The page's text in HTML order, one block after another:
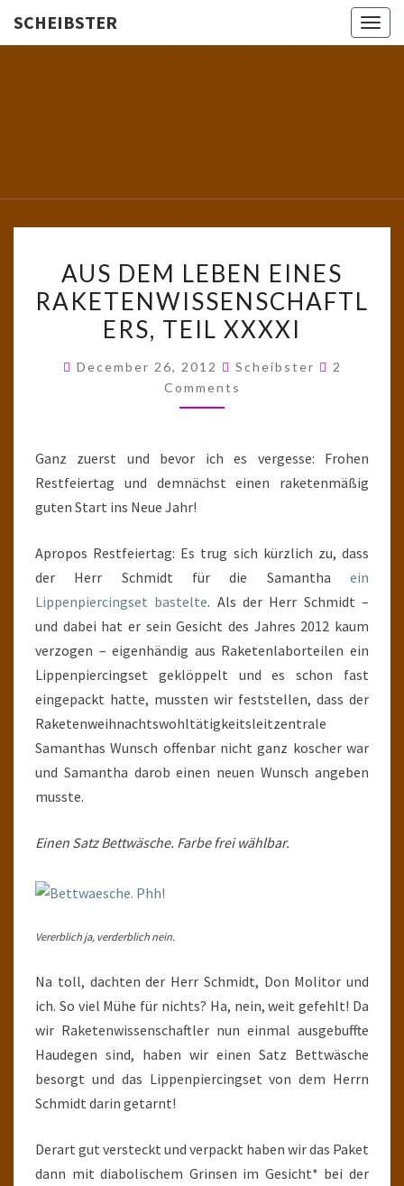
SCHEIBSTER
School!
DEM
LEBEN
EINES
TEIL
AUS DEM LEBEN EINES
RAKETENWISSENSCHAFTL
ERS, TEIL XXXXI
December 26, 2012 Scheibster Comments
2
Comments
Ganz zuerst und bevor ich es vergesse: Frohen
Restfeiertag und demnächst einen raketenmäßig
guten Start ins Neue Jahr!
Apropos Restfeiertag: Es trug sich kürzlich zu, dass
der Herr Schmidt für die Samantha ein
Lippenpiercingset bastelte. Als der Herr Schmidt –
und dabei hat er sein Gesicht des Jahres 2012 kaum
verzogen – eigenhändig aus Raketenlaborteilen ein
Lippenpiercingset geklöppelt und es schon fast
eingepackt hatte, mussten wir feststellen, dass der
Raketenweihnachtswohltätigkeitsleitzentrale
Samanthas Wunsch offenbar nicht ganz koscher war
und Samantha darob einen neuen Wunsch angeben
musste.
Einen Satz Bettwäsche. Farbe frei wählbar.
Vererblich ja, verderblich nein.
Na toll, dachten der Herr Schmidt, Don Molitor und
ich. So viel Mühe für nichts? Ha, nein, weit gefehlt! Da
wir Raketenwissenschaftler nun einmal ausgebuffte
Haudegen sind, haben wir einen Satz Bettwäsche
besorgt und das Lippenpiercingset von dem Herrn
Schmidt darin getarnt!
Derart gut versteckt und verpackt haben wir das Paket
dann mit diabolischem Grinsen im Gesicht* bei der